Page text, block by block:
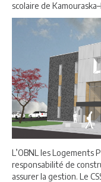
scolaire de
L’OBNL les Logements
responsabilité de
assurer la gestion. Le